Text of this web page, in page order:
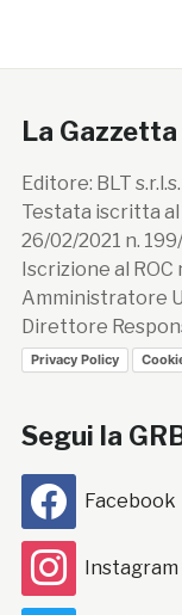
La
Editore: BLT
Testata iscritta al
26/02/2021 n.
Iscrizione al ROC
Amministratore
Direttore
Privacy Policy
Segui la
Facebook
Instagram